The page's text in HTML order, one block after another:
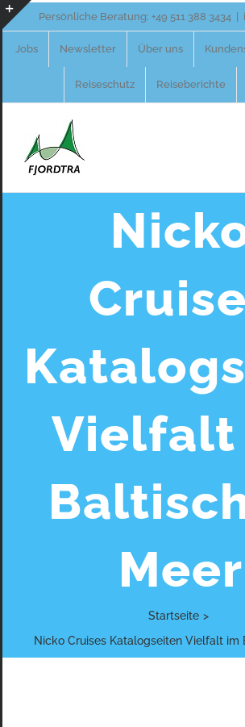
Zum
Persönliche Beratung: +49 511 388 3434
Jobs Newsletter Über uns
Reiseschutz Reiseberichte
Vielfalt
Meer
Startseite >
Nicko Cruises Katalogseiten Vielfalt im
Toggle